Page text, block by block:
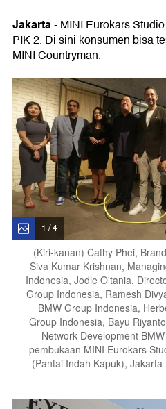
Jakarta- MINI Eurokars
PIK 2. Di sini konsumen bisa
MINI Countryman.
1 / 4
(Kiri-kanan) Cathy Phei,
Siva Kumar Krishnan,
Indonesia, Jodie O'tania,
Group Indonesia, Ramesh
BMW Group Indonesia,
Group Indonesia, Bayu
Network Development
pembukaan MINI Eurokars
(Pantai Indah Kapuk),